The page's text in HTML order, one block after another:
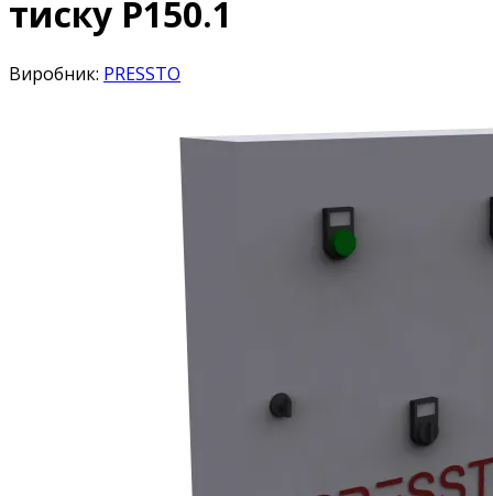
тиску P150.1
Виробник: PRESSTO